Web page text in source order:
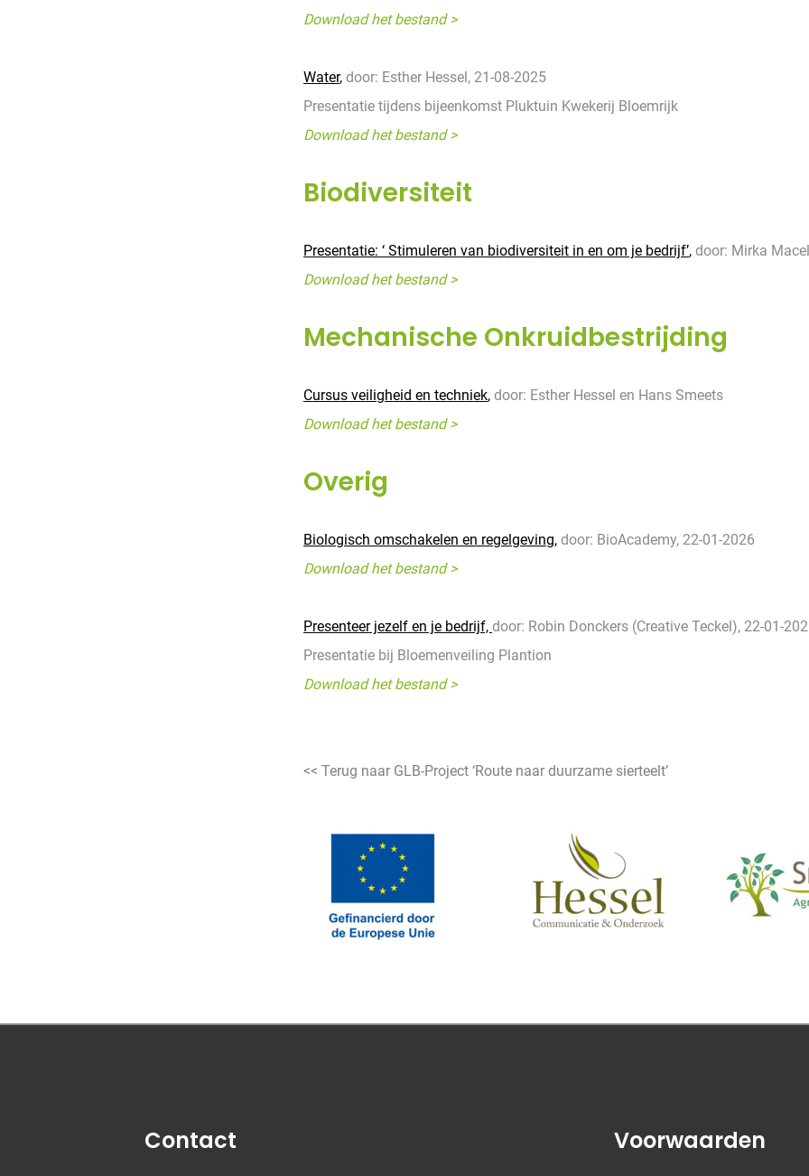
Download het bestand >
Water, door: Esther Hessel, 21-08-2025
Presentatie tijdens bijeenkomst Pluktuin Kwekerij Bloemrijk
Download het bestand >
Biodiversiteit
Presentatie: ‘ Stimuleren van biodiversiteit in en om je bedrijf’, door: Mirka
Download het bestand >
Mechanische Onkruidbestrijding
Cursus veiligheid en techniek, door: Esther Hessel en Hans Smeets
Download het bestand >
Overig
Biologisch omschakelen en regelgeving, door: BioAcademy, 22-01-2026
Download het bestand >
Presenteer jezelf en je bedrijf, door: Robin Donckers (Creative Teckel), 22-01-
Presentatie bij Bloemenveiling Plantion
Download het bestand >
<< Terug naar GLB-Project ‘Route naar duurzame sierteelt’
Contact Voorwaarden